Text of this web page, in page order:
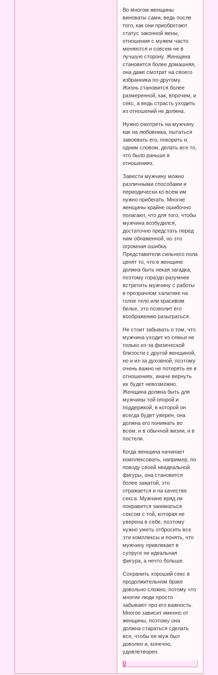
Во многом женщины
виноваты сами, ведь после
того, как они приобретают
статус законной жены,
отношения с мужем часто
меняются и совсем не в
лучшую сторону. Женщина
становится более домашняя,
она даже смотрит на своего
избранника по-другому.
Жизнь становится более
размеренной, как, впрочем, и
секс, а ведь страсть уходить
из отношений не должна.
Нужно смотреть на мужчину
как на любовника, пытаться
завоевать его, покорить и,
одним словом, делать все то,
что было раньше в
отношениях.
Завести мужчину можно
различными способами и
периодически ко всем им
нужно прибегать. Многие
женщины крайне ошибочно
полагают, что для того, чтобы
мужчина возбудился,
достаточно предстать перед
ним обнаженной, но это
огромная ошибка.
Представители сильного пола
ценят то, что в женщине
должна быть некая загадка,
поэтому гораздо разумнее
встретить мужчину с работы
в прозрачном халатике на
голое тело или красивом
белье, это позволит его
воображению разыграться.
Не стоит забывать о том, что
мужчина уходит из семьи не
только из-за физической
близости с другой женщиной,
но и из-за духовной, поэтому
очень важно не потерять ее в
отношениях, иначе вернуть
их будет невозможно.
Женщина должна быть для
мужчины той опорой и
поддержкой, в которой он
всегда будет уверен, она
должна его понимать во
всем: и в обычной жизни, и в
постели.
Когда женщина начинает
комплексовать, например, по
поводу своей неидеальной
фигуры, она становится
более зажатой, это
отражается и на качестве
секса. Мужчине вряд ли
понравится заниматься
сексом с той, которая не
уверена в себе, поэтому
нужно уметь отбросить все
эти комплексы и понять, что
мужчину привлекает в
супруге не идеальная
фигура, а нечто больше.
Сохранить хороший секс в
продолжительном браке
довольно сложно, потому что
многие люди просто
забывают про его важность.
Многое зависит именно от
женщины, поэтому она
должна стараться сделать
все, чтобы ее муж был
доволен и, конечно,
удовлетворен.
0